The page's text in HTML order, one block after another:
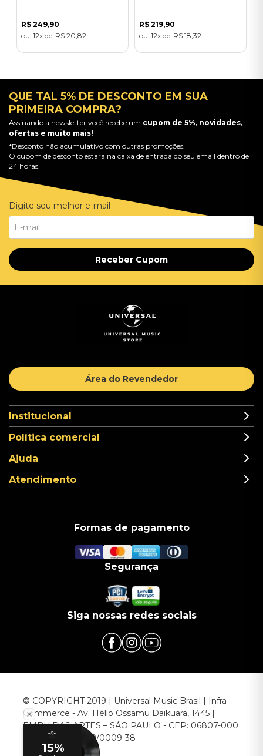
R$ 249,90
12
R$ 20 82
R$ 219,90
12
R$ 18 32
QUE TAL 5% DE DESCONTO EM SUA
PRIMEIRA COMPRA?
Assinando a newsletter você recebe um cupom de 5%, novidades,
ofertas e muito mais!
*Desconto não acumulativo com outras promoções.
O cupom de desconto estará na caixa de entrada do seu email dentro de
24 horas.
Digite seu melhor e-mail
Receber Cupom
Área do Revendedor
Institucional
Política comercial
Ajuda
Atendimento
Formas de pagamento
Segurança
Siga nossas redes sociais
© COPYRIGHT 2019 | Universal Music Brasil | Infra
Commerce - Av. Hélio Ossamu Daikuara, 1445 |
EMBU DAS ARTES – SÃO PAULO - CEP: 06807-000
CNPJ: 00.952.789/0009-38